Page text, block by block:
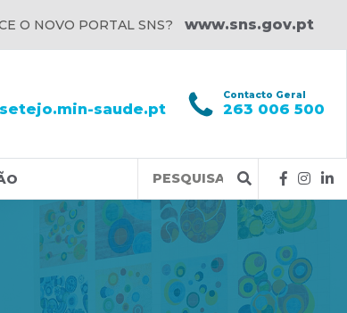
O NOVO PORTAL SNS? www.sns.gov.pt
saude.pt
Contacto Geral
263 006 500
Query